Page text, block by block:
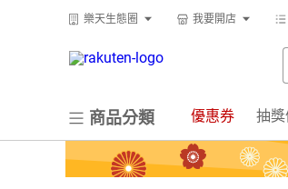
樂天生態圈 我要開店
商品分類 優惠券 抽